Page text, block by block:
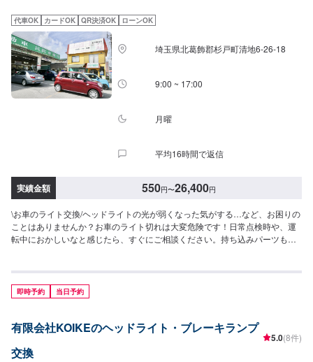
納期は前後する場合がございます。予めご了承ください。-----代車について---
--代車をご用意しています。お車の作業中は代車をご利用ください。※代車の
燃料代はお客様にご負担いただいております。-----ご来店時の注意、受付方
法-----入庫の際はお気をつけてお越しください。駐車スペースは事務所前の空
いているスペースに駐車してください。受付はスタッフへ「メンテモで予約
しました」とお伝えください。ご案内いたします。【定休日・営業時間】定
休日：年中無休（大型連休のみ休み）営業時間：9:00~18:00
代車OK カードOK QR決済OK ローンOK
埼玉県北葛飾郡杉戸町清地6-26-18
9:00 ~ 17:00
月曜
平均16時間で返信
実績金額 550円〜26,400円
\お車のライト交換/ヘッドライトの光が弱くなった気がする…など、お困りの
ことはありませんか？お車のライト切れは大変危険です！日常点検時や、運
転中におかしいなと感じたら、すぐにご相談ください。持ち込みパーツも対
用の場合は16,500円前後●その他外車：3,850円〜5,390円HID使用の場合は
22,000円〜26,400円前後【その他バルブ各1本単位】スモールバルブ・ウイ
ンカー・バックランプ・ナンバー・コーナーランプ・ハイマウントなど●国産
ツ持ち込みも可能です。持ち込みの場合はオファーにて、部品の詳細や車種
情報をお送りください。部品のご購入のご案内も可能ですので、ご希望の方
はその旨をオファー詳細にてお伝えください。他店購入車の対応も、輸入車
即時予約 当日予約
有限会社KOIKEのヘッドライト・ブレーキランプ
交換
5.0(8件)